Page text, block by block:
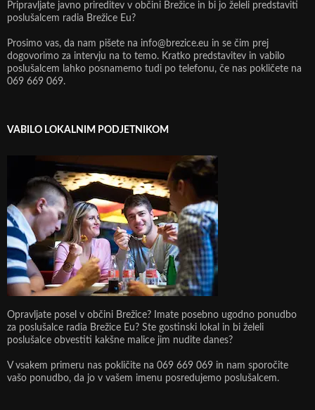
Pripravljate javno prireditev v občini Brežice in bi jo želeli predstaviti
poslušalcem radia Brežice Eu?
Prosimo vas, da nam pišete na info@brezice.eu in se čim prej
dogovorimo za intervju na to temo. Kratko predstavitev in vabilo
poslušalcem lahko posnamemo tudi po telefonu, če nas pokličete na
069 669 069.
VABILO LOKALNIM PODJETNIKOM
Opravljate posel v občini Brežice? Imate posebno ugodno ponudbo
za poslušalce radia Brežice Eu? Ste gostinski lokal in bi želeli
poslušalce obvestiti kakšne malice jim nudite danes?
V vsakem primeru nas pokličite na 069 669 069 in nam sporočite
vašo ponudbo, da jo v vašem imenu posredujemo poslušalcem.